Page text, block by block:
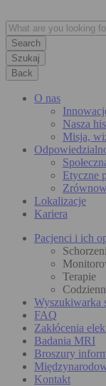
Szukaj
Back
O nas
Nasza
Misja,
Etyczne
Lokalizacje
Kariera
Pacjenci i ich
Terapie
Wyszukiwarka
FAQ
Zakłócenia
Badania MRI
Broszury
Kontakt